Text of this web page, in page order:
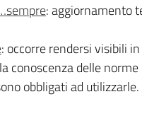
: aggiornamento
: occorre rendersi visibili
conoscenza delle
obbligati ad utilizzarle.